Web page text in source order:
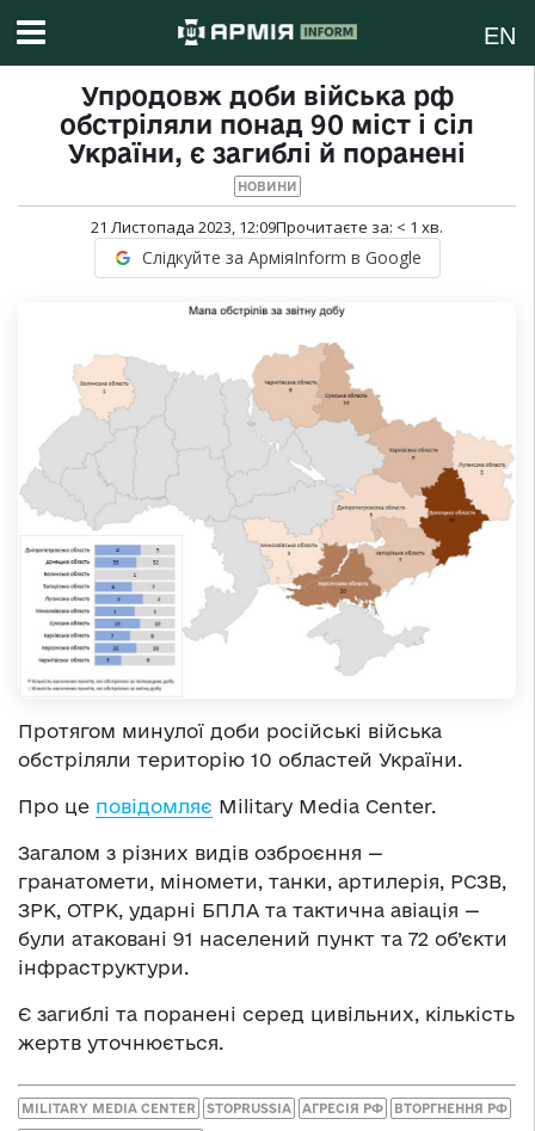
EN
Упродовж доби війська рф
обстріляли понад 90 міст і сіл
України, є загиблі й поранені
НОВИНИ
21 Листопада 2023, 12:09Прочитаєте за: < 1 хв.
Слідкуйте за АрміяInform в Google
Протягом минулої доби російські війська
обстріляли територію 10 областей України.
Про це повідомляє Military Media Center.
Загалом з різних видів озброєння —
гранатомети, міномети, танки, артилерія, РСЗВ,
ЗРК, ОТРК, ударні БПЛА та тактична авіація —
були атаковані 91 населений пункт та 72 об’єкти
інфраструктури.
Є загиблі та поранені серед цивільних, кількість
жертв уточнюється.
MILITARY MEDIA CENTER STOPRUSSIA АГРЕСІЯ РФ ВТОРГНЕННЯ РФ